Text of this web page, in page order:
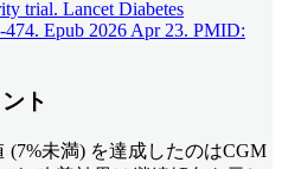
trial. Lancet Diabetes
Epub 2026 Apr 23. PMID:
ト
(7%未満) を達成したのはCGM